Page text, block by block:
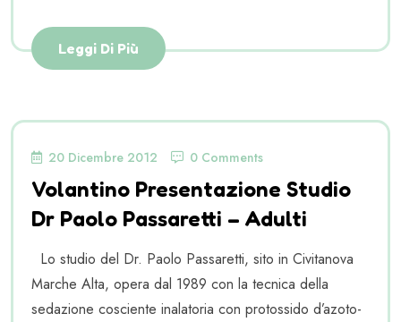
Leggi Di Più
20 Dicembre 2012 0 Comments
Volantino Presentazione Studio
Dr Paolo Passaretti – Adulti
Lo studio del Dr. Paolo Passaretti, sito in Civitanova
Marche Alta, opera dal 1989 con la tecnica della
sedazione cosciente inalatoria con protossido d’azoto-